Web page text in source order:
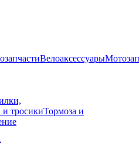
Велоаксессуары
тросикиТормоза и